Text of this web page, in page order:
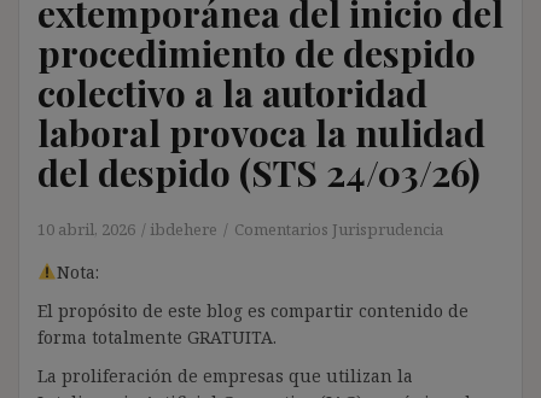
extemporánea del inicio del
procedimiento de despido
colectivo a la autoridad
laboral provoca la nulidad
del despido (STS 24/03/26)
10 abril, 2026 ibdehere Comentarios Jurisprudencia
Nota:
El propósito de este blog es compartir contenido de
forma totalmente GRATUITA.
La proliferación de empresas que utilizan la